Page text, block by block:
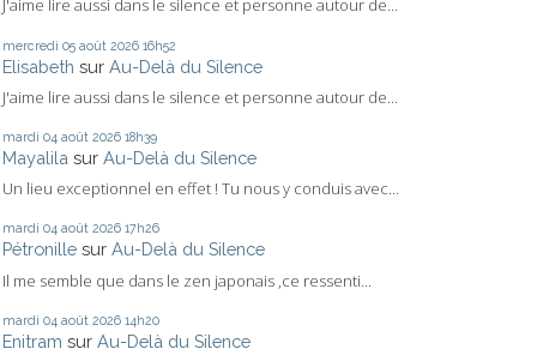
J'aime lire aussi dans le silence et personne autour de...
mercredi 05 août 2026 16h52
Elisabeth sur Au-Delà du Silence
J'aime lire aussi dans le silence et personne autour de...
mardi 04 août 2026 18h39
Mayalila sur Au-Delà du Silence
Un lieu exceptionnel en effet ! Tu nous y conduis avec...
mardi 04 août 2026 17h26
Pétronille sur Au-Delà du Silence
Il me semble que dans le zen japonais ,ce ressenti...
mardi 04 août 2026 14h20
Enitram sur Au-Delà du Silence